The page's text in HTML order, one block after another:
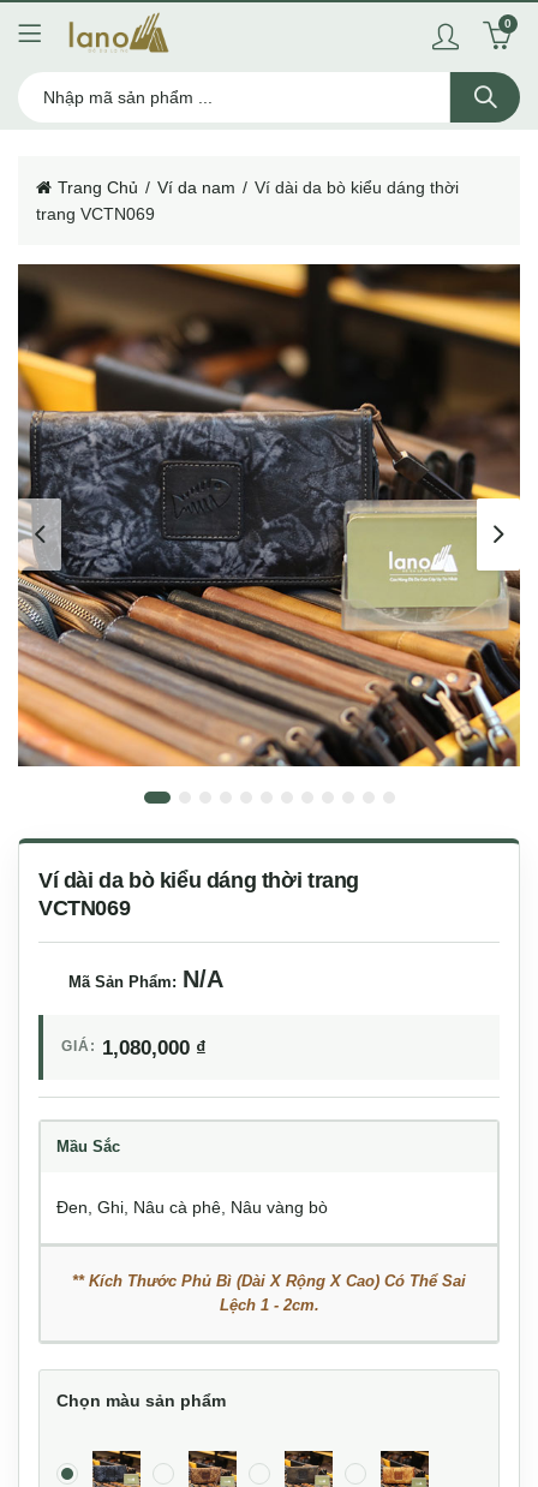
0
Trang Chủ Ví da nam
Ví dài da bò kiểu dáng thời
trang VCTN069
Ví dài da bò kiểu dáng thời trang
VCTN069
Mã Sản Phẩm: N/A
GIÁ: 1,080,000 ₫
Mầu Sắc
Đen Ghi Nâu cà phê Nâu vàng bò
** Kích Thước Phủ Bì (Dài X Rộng X Cao) Có Thể Sai
Lệch 1 - 2cm.
Chọn màu sản phẩm